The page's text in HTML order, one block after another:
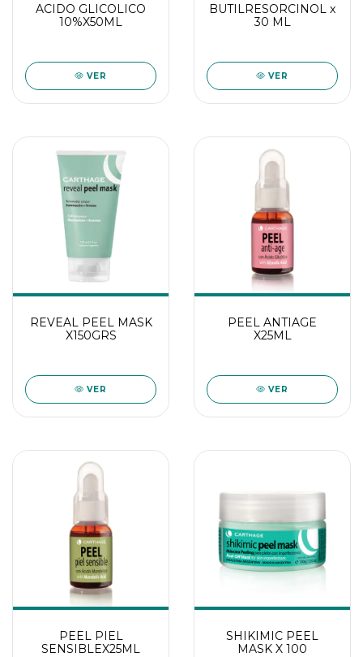
ACIDO GLICOLICO
10%X50ML
VER
BUTILRESORCINOL x
30 ML
VER
REVEAL PEEL MASK
X150GRS
VER
PEEL ANTIAGE
X25ML
VER
PEEL PIEL
SENSIBLEX25ML
SHIKIMIC PEEL
MASK X 100